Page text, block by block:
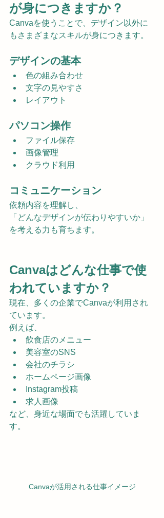
が身につきますか？
Canvaを使うことで、デザイン以外に
もさまざまなスキルが身につきます。
デザインの基本
色の組み合わせ
文字の見やすさ
レイアウト
パソコン操作
ファイル保存
画像管理
クラウド利用
コミュニケーション
依頼内容を理解し、
「どんなデザインが伝わりやすいか」
を考える力も育ちます。
Canvaはどんな仕事で使
われていますか？
現在、多くの企業でCanvaが利用され
ています。
例えば、
飲食店のメニュー
美容室のSNS
会社のチラシ
ホームページ画像
Instagram投稿
求人画像
など、身近な場面でも活躍していま
す。
Canvaが活用される仕事イメージ